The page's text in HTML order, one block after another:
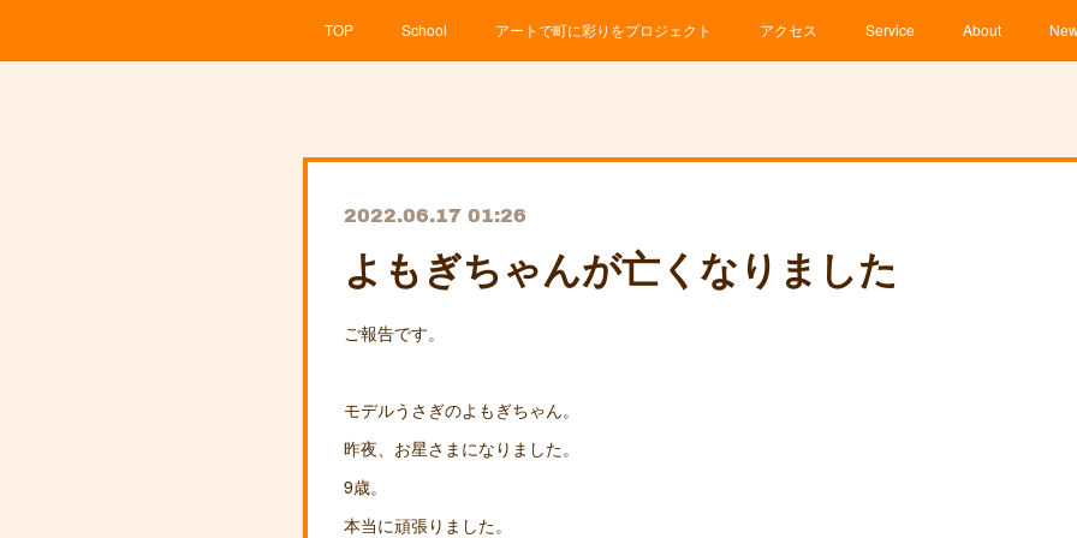
TOP School アートで町に彩りをプロジェクト アクセス Service About
2022.06.17 01:26
よもぎちゃんが亡くなりました
ご報告です。
モデルうさぎのよもぎちゃん。
昨夜、お星さまになりました。
9歳。
本当に頑張りました。